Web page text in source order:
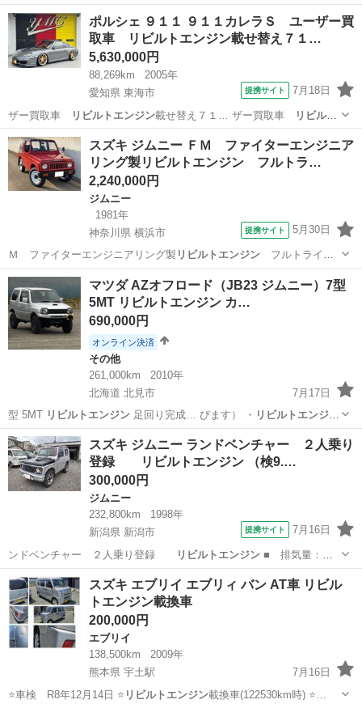
リングラ…
北海道 札幌市
ポルシェ ９１１ ９１１カレラＳ ユーザー買
取車 リビルトエンジン載せ替え７１…
5,630,000円
88,269km
2005年
愛知県 東海市
提携サイト 7月18日
ザー買取車 リビルトエンジン載せ替え７１… ザー買取車
リビルト
エンジン載せ替え７１…
愛知 東海市 その他
スズキ ジムニー ＦＭ ファイターエンジニア
リング製リビルトエンジン フルトラ…
2,240,000円
ジムニー
1981年
神奈川県 横浜市
提携サイト 5月30日
Ｍ ファイターエンジニアリング製 リビルトエンジンフルトライグ
ニッション換装 ミ…
神奈川 横浜市 ジムニー
マツダ AZオフロード（JB23 ジムニー）7型
5MT リビルトエンジン カ…
690,000円
オンライン決済
その他
261,000km
2010年
北海道 北見市
7月17日
型 5MT リビルトエンジン足回り完成… びます） ・ リビルトエンジン
載せ替え済み… 内容】 ・リビルトエンジン載せ替え ・…
北海道 北見市 その他 リビルトエンジン
スズキ ジムニー ランドベンチャー ２人乗り
登録 リビルトエンジン （検9.…
300,000円
ジムニー
232,800km
1998年
新潟県 新潟市
提携サイト 7月16日
ンドベンチャー ２人乗り登録 リビルトエンジン■ 排気量：
660cc ■ …
新潟 新潟市 ジムニー
スズキ エブリイ エブリィ バン AT車 リビル
トエンジン載換車
200,000円
エブリイ
138,500km
2009年
熊本県 宇土駅
7月16日
⭐車検 R8年12月14日 ⭐ リビルトエンジン載換車(122530km時) ⭐…